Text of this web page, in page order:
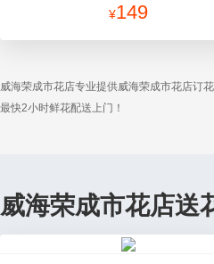
¥149
威海荣成市花店专业提供威海荣成市花店订
最快2小时鲜花配送上门！
威海荣成市花店送